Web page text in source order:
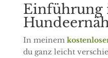
Einführung
In meinem
du ganz leicht